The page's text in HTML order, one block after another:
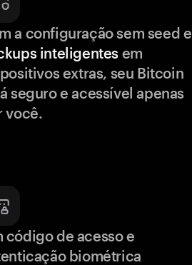
a configuração sem seed e
inteligentes em
extras, seu Bitcoin
seguro e acessível apenas
você.
código de acesso e
biométrica